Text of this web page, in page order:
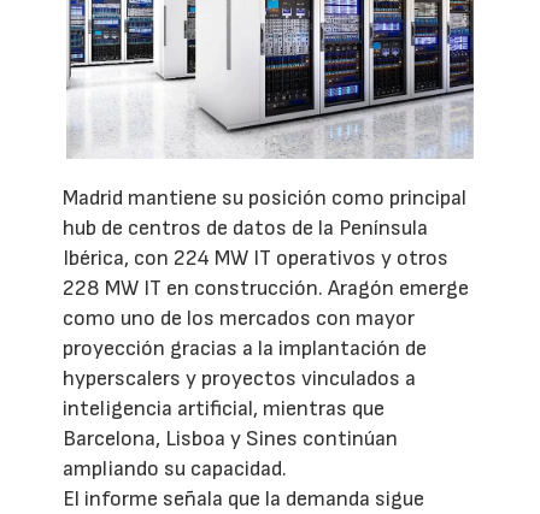
Madrid mantiene su posición como principal
hub de centros de datos de la Península
Ibérica, con 224 MW IT operativos y otros
228 MW IT en construcción. Aragón emerge
como uno de los mercados con mayor
proyección gracias a la implantación de
hyperscalers y proyectos vinculados a
inteligencia artificial, mientras que
Barcelona, Lisboa y Sines continúan
ampliando su capacidad.
El informe señala que la demanda sigue